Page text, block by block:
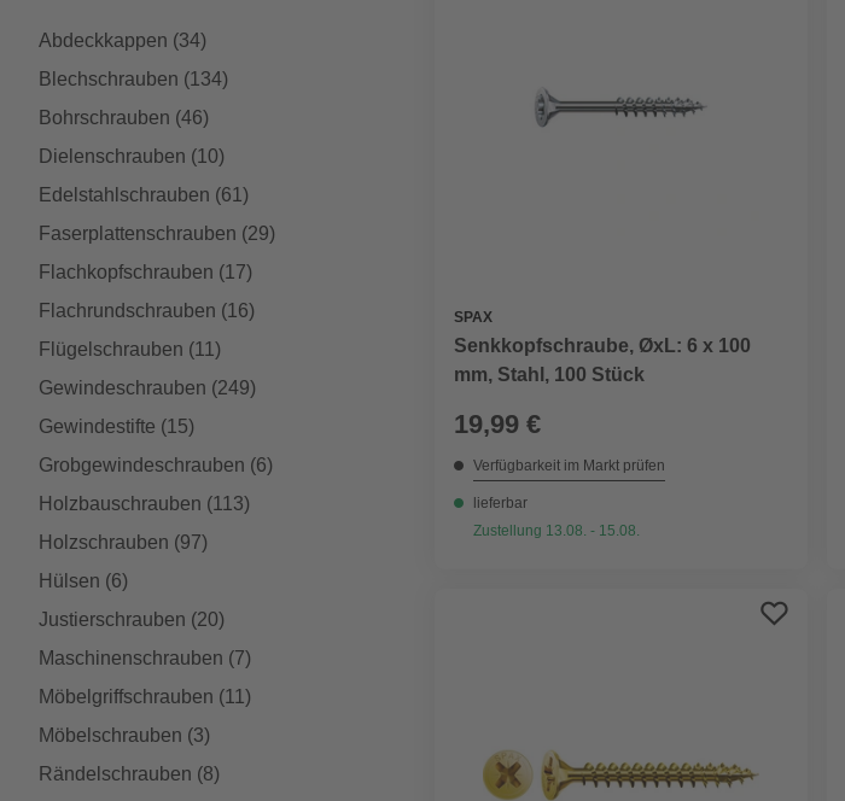
Abdeckkappen (34)
Blechschrauben (134)
Bohrschrauben (46)
Dielenschrauben (10)
Edelstahlschrauben (61)
Faserplattenschrauben (29)
Flachkopfschrauben (17)
Flachrundschrauben (16)
Flügelschrauben (11)
Gewindeschrauben (249)
Gewindestifte (15)
Grobgewindeschrauben (6)
Holzbauschrauben (113)
Holzschrauben (97)
Hülsen (6)
Justierschrauben (20)
Maschinenschrauben (7)
Möbelgriffschrauben (11)
Möbelschrauben (3)
Rändelschrauben (8)
SPAX
Senkkopfschraube, ØxL: 6 x 100
mm, Stahl, 100 Stück
19,99 €
Verfügbarkeit im Markt prüfen
lieferbar
Zustellung 13.08. - 15.08.